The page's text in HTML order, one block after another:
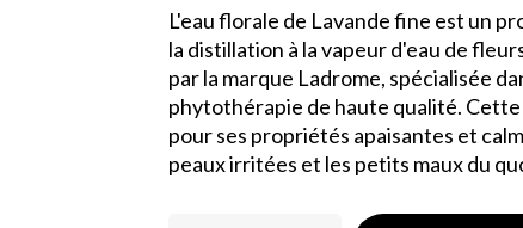
L'eau florale de Lavande fine est un
la distillation à la vapeur d'eau de
par la marque Ladrome, spécialisée
phytothérapie de haute qualité.
pour ses propriétés apaisantes et
peaux irritées et les petits maux du